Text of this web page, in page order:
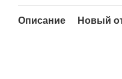
Описание Новый